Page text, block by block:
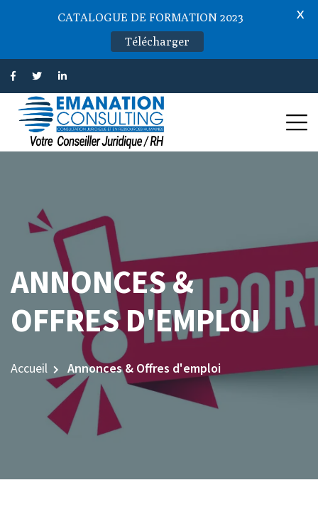
ANNONCES &
OFFRES D'EMPLOI
Accueil Annonces & Offres d'emploi
CATALOGUE DE FORMATION 2023
Télécharger
X